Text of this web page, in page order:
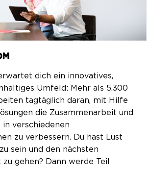
dich ein innovatives,
Umfeld: Mehr als 5.300
tagtäglich daran, mit Hilfe
die Zusammenarbeit und
in verschiedenen
zu verbessern. Du hast Lust
sein und den nächsten
gehen? Dann werde Teil